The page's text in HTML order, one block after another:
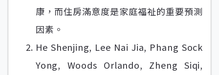
康，而住房滿意度是家庭福祉的重要預測
因素。
He Shenjing, Lee Nai Jia, Phang Sock
Yong, Woods Orlando, Zheng Siqi,